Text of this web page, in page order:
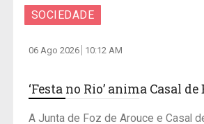
SOCIEDADE
06 Ago 2026 10:12 AM
‘Festa no Rio’ anima Casal
A Junta de Foz de Arouce e Casal